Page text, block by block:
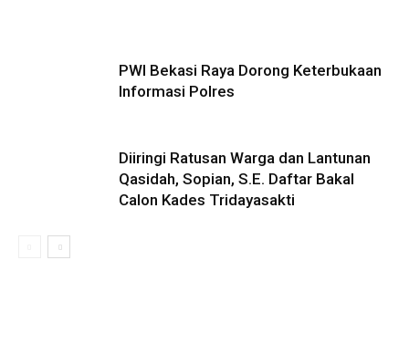
PWI Bekasi Raya Dorong Keterbukaan
Informasi Polres
Diiringi Ratusan Warga dan Lantunan
Qasidah, Sopian, S.E. Daftar Bakal
Calon Kades Tridayasakti